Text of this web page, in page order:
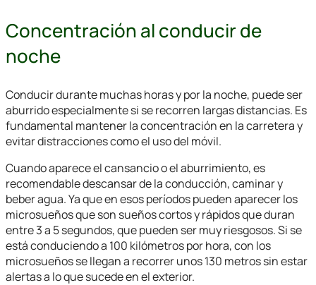
Concentración al conducir de
noche
Conducir durante muchas horas y por la noche, puede ser
aburrido especialmente si se recorren largas distancias. Es
fundamental mantener la concentración en la carretera y
evitar distracciones como el uso del móvil.
Cuando aparece el cansancio o el aburrimiento, es
recomendable descansar de la conducción, caminar y
beber agua. Ya que en esos períodos pueden aparecer los
microsueños que son sueños cortos y rápidos que duran
entre 3 a 5 segundos, que pueden ser muy riesgosos. Si se
está conduciendo a 100 kilómetros por hora, con los
microsueños se llegan a recorrer unos 130 metros sin estar
alertas a lo que sucede en el exterior.